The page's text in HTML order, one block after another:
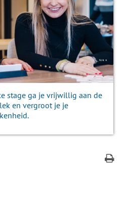
stage ga je vrijwillig aan de
en vergroot je je